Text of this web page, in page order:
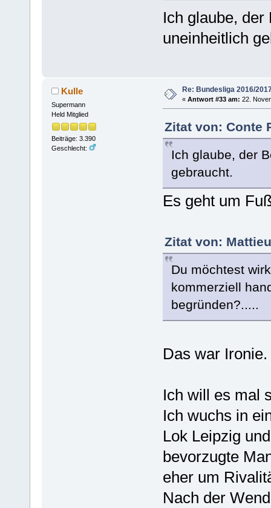
Ich glaube,
uneinheitlich
Kulle
Supermann
Held Mitglied
Beiträge: 3.390
Geschlecht:
Re: Bundesliga 2016/
« Antwort #33 am: 22.
Zitat von: Conte
Ich glaube, der
gebraucht.
Es geht um
Zitat von:
Du möchtest
kommerziell
begründen?.....
Das war Ironie.
Ich will es mal
Ich wuchs in
Lok Leipzig
bevorzugte
eher um
Nach der